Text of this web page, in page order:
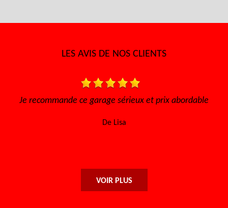
LES AVIS DE NOS CLIENTS
et prix abordable
Très bon accueil, rapide pour avoir
VOIR PLUS